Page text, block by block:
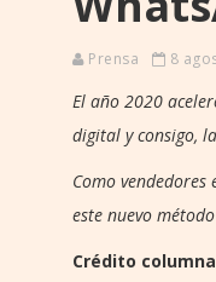
Prensa 8
El año 2020
digital y consigo,
Como
este nuevo
Crédito